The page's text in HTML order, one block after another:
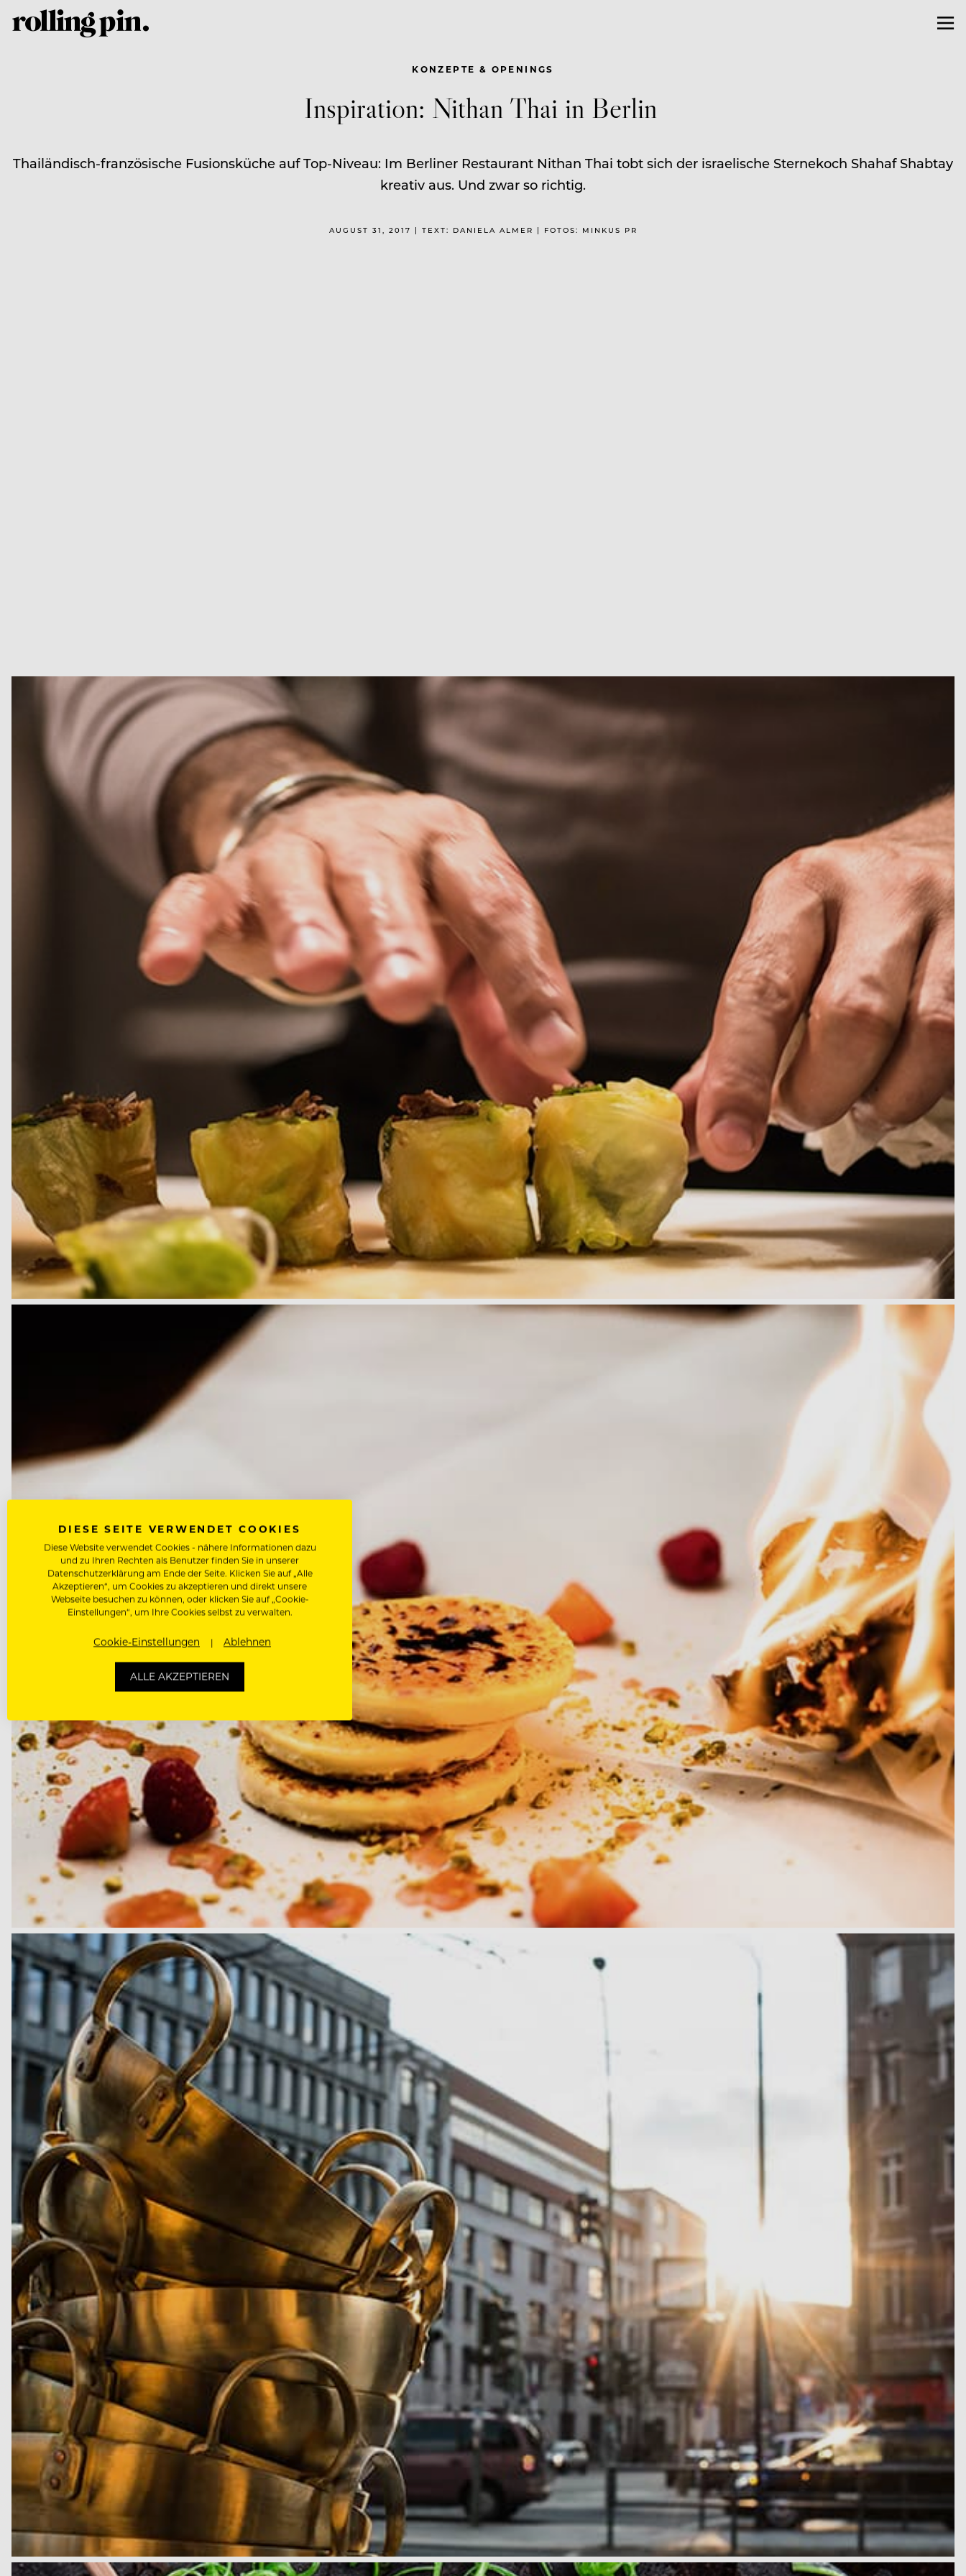
KONZEPTE & OPENINGS
Inspiration: Nithan Thai in Berlin
Thailändisch-französische Fusionsküche auf Top-Niveau: Im Berliner Restaurant Nithan Thai tobt sich der israelische Sternekoch Shahaf Shabtay
kreativ aus. Und zwar so richtig.
AUGUST 31, 2017 | TEXT: DANIELA ALMER | FOTOS: MINKUS PR
DIESE SEITE VERWENDET COOKIES
Diese Website verwendet Cookies - nähere Informationen dazu
und zu Ihren Rechten als Benutzer finden Sie in unserer
Datenschutzerklärung am Ende der Seite. Klicken Sie auf „Alle
Akzeptieren“, um Cookies zu akzeptieren und direkt unsere
Webseite besuchen zu können, oder klicken Sie auf „Cookie-
Einstellungen“, um Ihre Cookies selbst zu verwalten.
Cookie-Einstellungen Ablehnen
ALLE AKZEPTIEREN